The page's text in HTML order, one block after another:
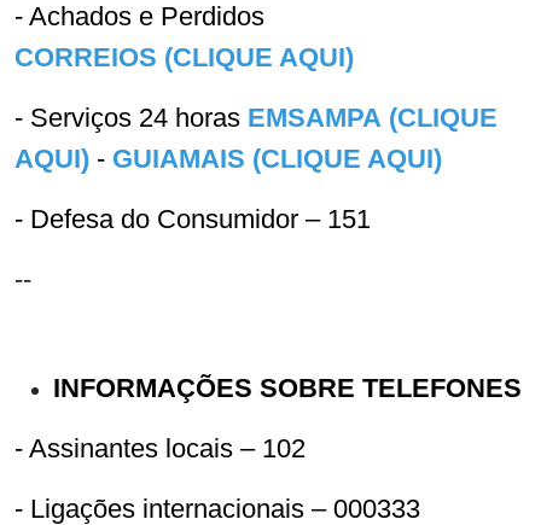
- Achados e Perdidos
CORREIOS (CLIQUE AQUI)
- Serviços 24 horas EMSAMPA (CLIQUE
AQUI) - GUIAMAIS (CLIQUE AQUI)
- Defesa do Consumidor – 151
--
INFORMAÇÕES SOBRE TELEFONES
- Assinantes locais – 102
- Ligações internacionais – 000333